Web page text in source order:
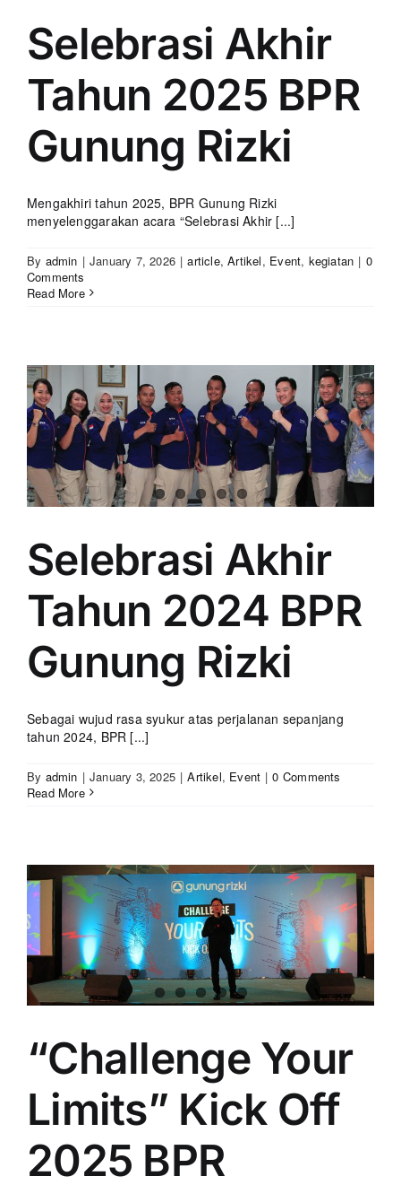
Selebrasi Akhir
Tahun 2025 BPR
Gunung Rizki
Mengakhiri tahun 2025, BPR Gunung Rizki
menyelenggarakan acara “Selebrasi Akhir [...]
By admin | January 7, 2026 | article,Artikel, Event, kegiatan | 0
Comments
Read More
Selebrasi Akhir
Tahun 2024 BPR
Gunung Rizki
Sebagai wujud rasa syukur atas perjalanan sepanjang
tahun 2024, BPR [...]
By admin | January 3, 2025 | Artikel, Event | 0 Comments
Read More
“Challenge Your
Limits” Kick Off
2025 BPR